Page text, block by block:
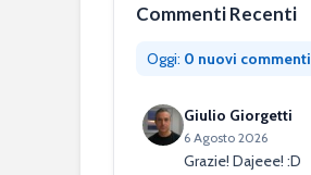
Commenti Recenti
Oggi: 0 nuovi commenti
Giulio Giorgetti
6 Agosto 2026
Grazie! Dajeee! :D